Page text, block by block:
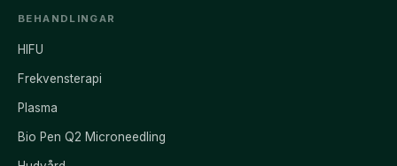
BEHANDLINGAR
HIFU
Frekvensterapi
Plasma
Bio Pen Q2 Microneedling